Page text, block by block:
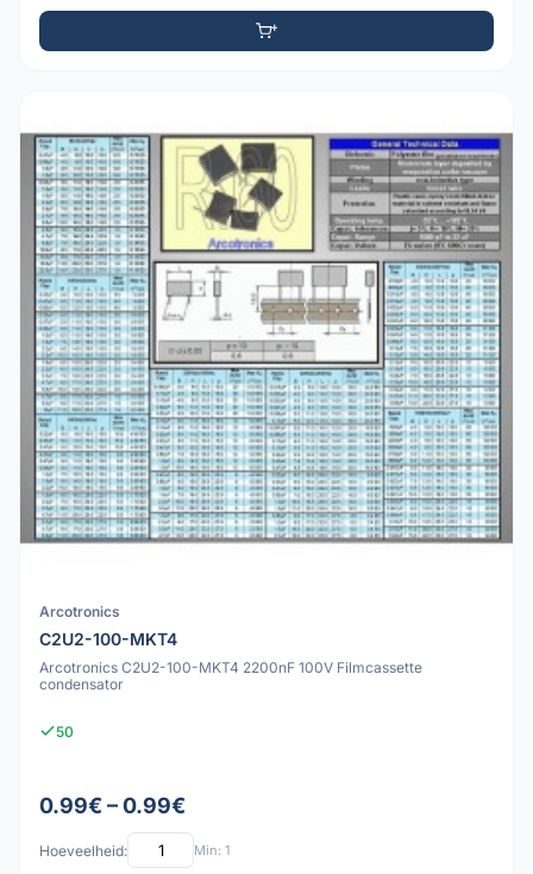
Arcotronics
C2U2-100-MKT4
Arcotronics C2U2-100-MKT4 2200nF 100V Filmcassette
condensator
50
0.99€ – 0.99€
Hoeveelheid: Min: 1